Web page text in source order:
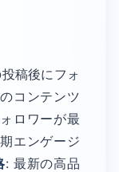
稿後にフォ
コンテンツ
ロワーが最
エンゲージ
: 最新の高品